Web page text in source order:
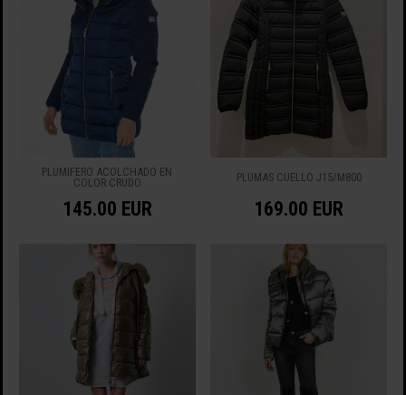
PLUMIFERO ACOLCHADO EN
COLOR CRUDO
145.00 EUR
PLUMAS CUELLO J15/M800
169.00 EUR